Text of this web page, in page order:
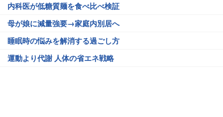
内科医が低糖質麺を食べ比べ検証
母が娘に減量強要→家庭内別居へ
睡眠時の悩みを解消する過ごし方
運動より代謝 人体の省エネ戦略